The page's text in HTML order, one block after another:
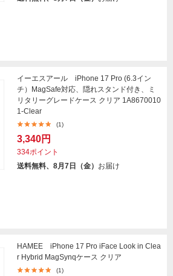
イーエスアール iPhone 17 Pro (6.3イン
チ）MagSafe対応、隠れスタンド付き、ミ
リタリーグレードケース クリア 1A8670010
1-Clear
(1)
3,340円
334ポイント
送料無料、8月7日（金） お届け
HAMEE iPhone 17 Pro iFace Look in Clea
r Hybrid MagSynqケース クリア
(1)